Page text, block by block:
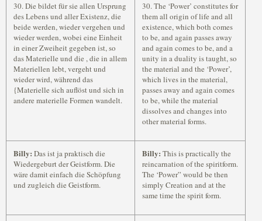
30. Die bildet für sie allen Ursprung
des Lebens und aller Existenz, die
beide werden, wieder vergehen und
wieder werden, wobei eine Einheit
in einer Zweiheit gegeben ist, so
das Materielle und die , die in allem
Materiellen lebt, vergeht und
wieder wird, während das
{Materielle sich auflöst und sich in
andere materielle Formen wandelt.
30. The ‘Power’ constitutes for
them all origin of life and all
existence, which both comes
to be, and again passes away
and again comes to be, and a
unity in a duality is taught, so
the material and the ‘Power’,
which lives in the material,
passes away and again comes
to be, while the material
dissolves and changes into
other material forms.
Billy: Das ist ja praktisch die
Wiedergeburt der Geistform. Die
wäre damit einfach die Schöpfung
und zugleich die Geistform.
Billy: This is practically the
reincarnation of the spiritform.
The ‘Power” would be then
simply Creation and at the
same time the spirit form.